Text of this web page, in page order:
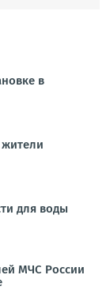
в
для воды
МЧС России